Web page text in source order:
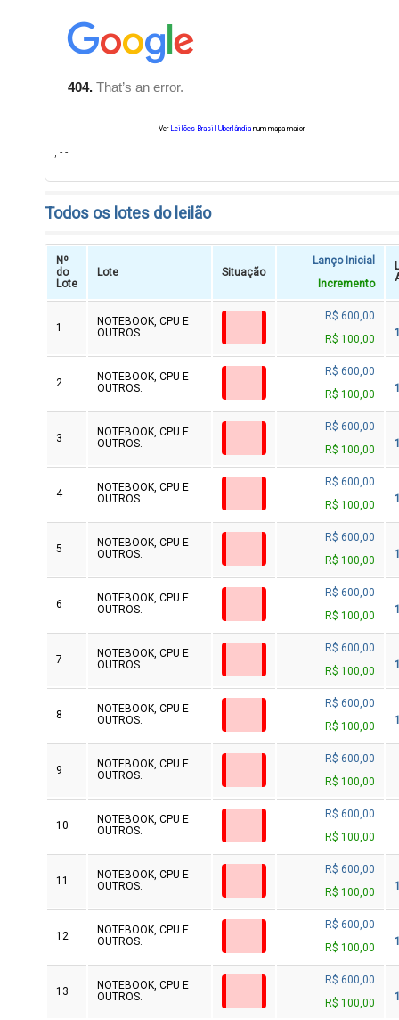
Ver Leilões Brasil Uberlândia num mapa maior
, - -
Todos os lotes do leilão
Nº
do
Lote
Lote Situação
Lanço Inicial
Incremento
1
NOTEBOOK, CPU E
OUTROS.
R$ 600,00
R$ 100,00
2
NOTEBOOK, CPU E
OUTROS.
R$ 600,00
R$ 100,00
3
NOTEBOOK, CPU E
OUTROS.
R$ 600,00
R$ 100,00
4
NOTEBOOK, CPU E
OUTROS.
R$ 600,00
R$ 100,00
5
NOTEBOOK, CPU E
OUTROS.
R$ 600,00
R$ 100,00
6
NOTEBOOK, CPU E
OUTROS.
R$ 600,00
R$ 100,00
7
NOTEBOOK, CPU E
OUTROS.
R$ 600,00
R$ 100,00
8
NOTEBOOK, CPU E
OUTROS.
R$ 600,00
R$ 100,00
9
NOTEBOOK, CPU E
OUTROS.
R$ 600,00
R$ 100,00
10
NOTEBOOK, CPU E
OUTROS.
R$ 600,00
R$ 100,00
11
NOTEBOOK, CPU E
OUTROS.
R$ 600,00
R$ 100,00
12
NOTEBOOK, CPU E
OUTROS.
R$ 600,00
R$ 100,00
13
NOTEBOOK, CPU E
OUTROS.
R$ 600,00
R$ 100,00